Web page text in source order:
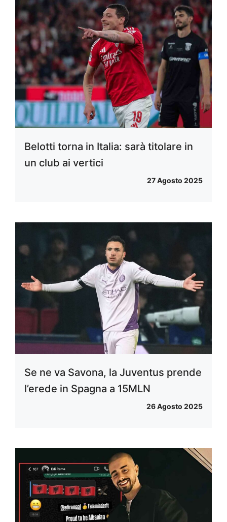
Belotti torna in Italia: sarà titolare in
un club ai vertici
27 Agosto 2025
Se ne va Savona, la Juventus prende
l’erede in Spagna a 15MLN
26 Agosto 2025